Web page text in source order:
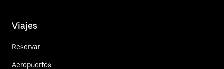
Viajes
Reservar
Aeropuertos